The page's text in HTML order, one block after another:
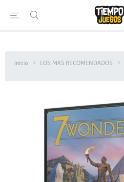
Inicio LOS MAS RECOMENDADOS